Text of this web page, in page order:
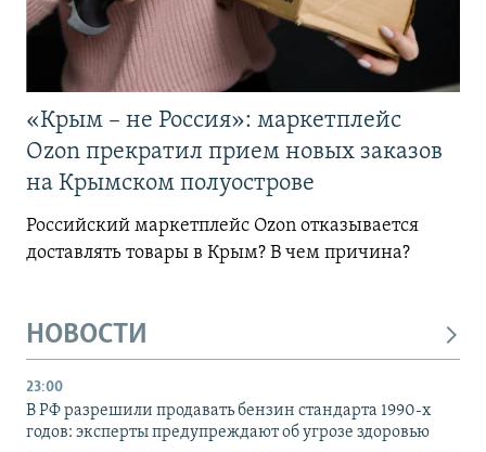
«Крым – не Россия»: маркетплейс
Ozon прекратил прием новых заказов
на Крымском полуострове
Российский маркетплейс Ozon отказывается
доставлять товары в Крым? В чем причина?
НОВОСТИ
23:00
В РФ разрешили продавать бензин стандарта 1990-х
годов: эксперты предупреждают об угрозе здоровью